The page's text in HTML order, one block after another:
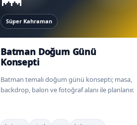
Süper Kahraman
Batman Doğum Günü
Konsepti
Batman temalı doğum günü konsepti; masa,
backdrop, balon ve fotoğraf alanı ile planlanır.